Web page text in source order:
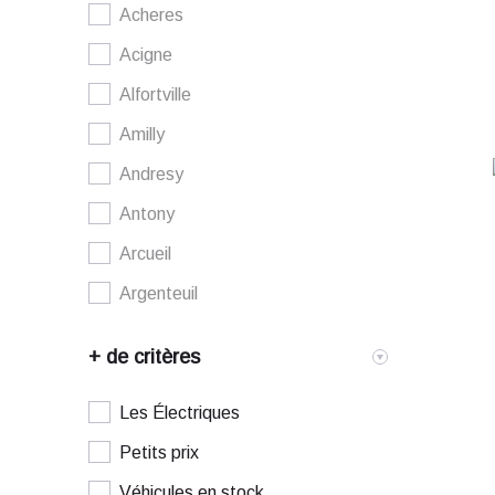
Acheres
Acigne
Alfortville
Amilly
Andresy
Antony
Arcueil
Argenteuil
Asnieres sur seine
Athis mons
+ de critères
Les Électriques
Petits prix